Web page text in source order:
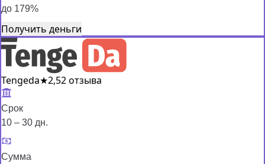
до 179%
Получить деньги
Tengeda★2,52 отзыва
Срок
10 – 30 дн.
Сумма